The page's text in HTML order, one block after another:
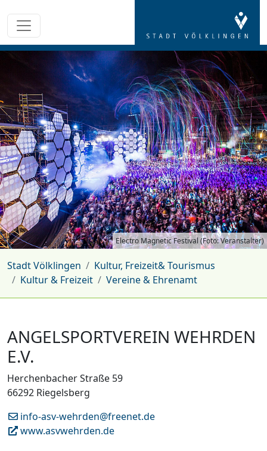
Electro Magnetic Festival (Foto: Veranstalter)
Stadt Völklingen
Kultur, Freizeit& Tourismus
Kultur & Freizeit
Vereine & Ehrenamt
ANGELSPORTVEREIN WEHRDEN
E.V.
Herchenbacher Straße 59
66292 Riegelsberg
info-asv-wehrden@freenet.de
www.asvwehrden.de